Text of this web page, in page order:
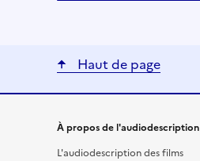
Haut de page
Liens utiles
À propos de l'audiodescription
L'audiodescription des films